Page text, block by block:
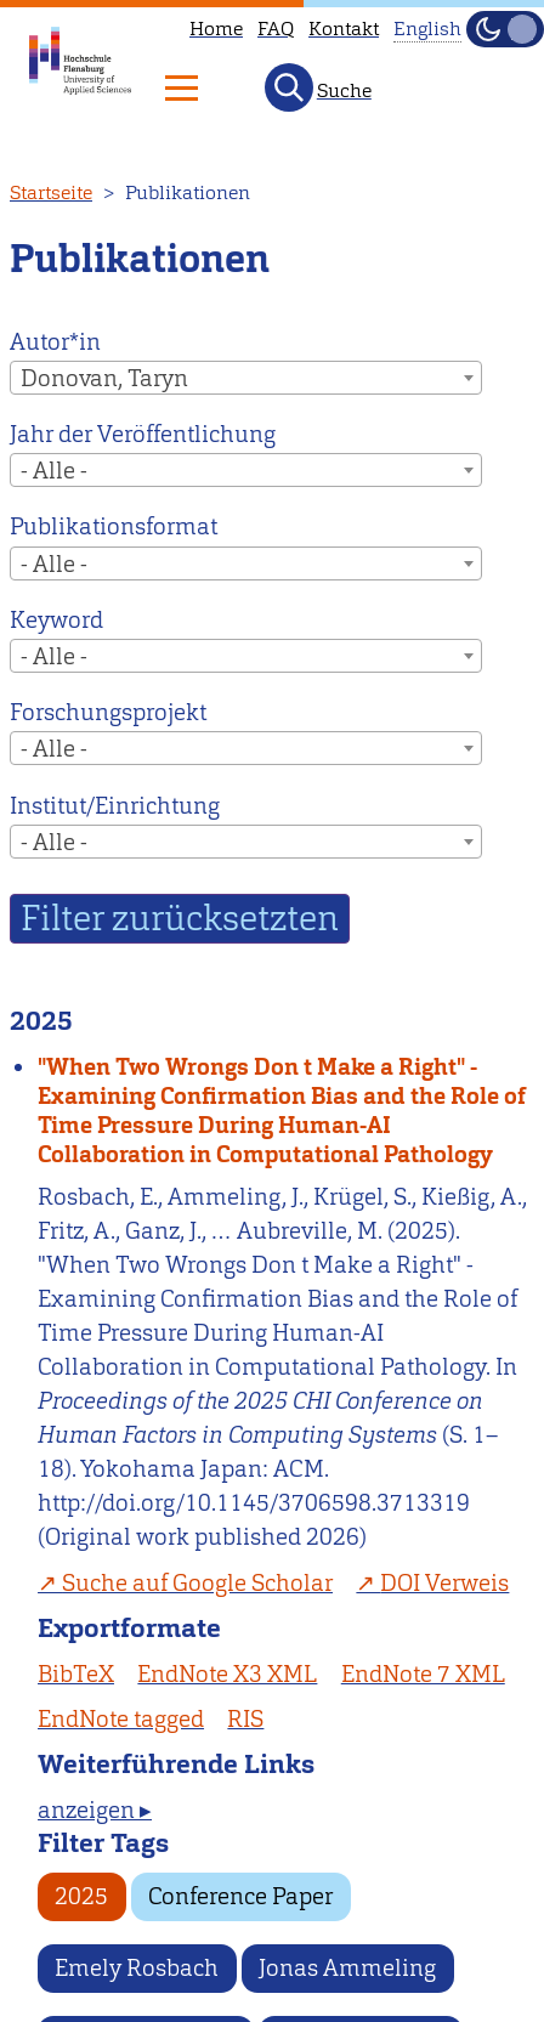
zum
Inhalt
Home FAQ Kontakt
to
our
main
instead.
English
Hell
Suche
Startseite Publikationen
Publikationen
Autor*in
Donovan, Taryn
Jahr der Veröffentlichung
- Alle -
Publikationsformat
- Alle -
Keyword
- Alle -
Forschungsprojekt
- Alle -
Institut/Einrichtung
- Alle -
2025
"When Two Wrongs Don t Make a Right" -
Examining Confirmation Bias and the Role of
Time Pressure During Human-AI
Collaboration in Computational Pathology
Rosbach, E., Ammeling, J., Krügel, S., Kießig, A.,
Fritz, A., Ganz, J., … Aubreville, M. (2025).
"When Two Wrongs Don t Make a Right" -
Examining Confirmation Bias and the Role of
Time Pressure During Human-AI
Collaboration in Computational Pathology. In
Proceedings of the 2025 CHI Conference on
Human Factors in Computing Systems (S. 1–
18). Yokohama Japan: ACM.
http://doi.org/10.1145/3706598.3713319
(Original work published 2026)
Suche auf Google Scholar
DOI Verweis
Exportformate
BibTeX EndNote X3 XML
EndNote 7 XML
EndNote tagged
RIS
Weiterführende Links
anzeigen ▸
Filter Tags
2025 Conference Paper
Emely Rosbach Jonas Ammeling